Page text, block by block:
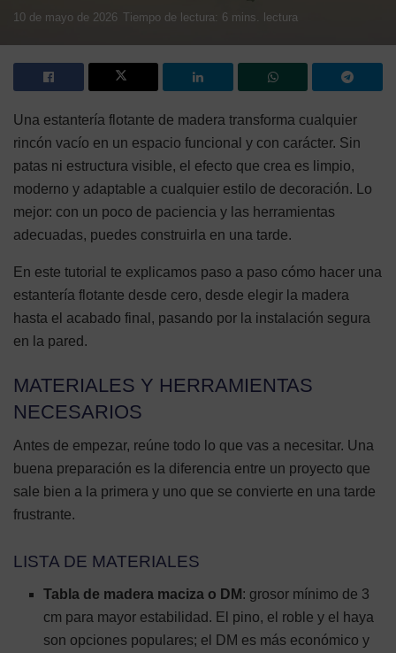
10 de mayo de 2026 Tiempo de lectura: 6 mins. lectura
Una estantería flotante de madera transforma cualquier
rincón vacío en un espacio funcional y con carácter. Sin
patas ni estructura visible, el efecto que crea es limpio,
moderno y adaptable a cualquier estilo de decoración. Lo
mejor: con un poco de paciencia y las herramientas
adecuadas, puedes construirla en una tarde.
En este tutorial te explicamos paso a paso cómo hacer una
estantería flotante desde cero, desde elegir la madera
hasta el acabado final, pasando por la instalación segura
en la pared.
MATERIALES Y HERRAMIENTAS
NECESARIOS
Antes de empezar, reúne todo lo que vas a necesitar. Una
buena preparación es la diferencia entre un proyecto que
sale bien a la primera y uno que se convierte en una tarde
frustrante.
LISTA DE MATERIALES
Tabla de madera maciza o DM : grosor mínimo de 3
cm para mayor estabilidad. El pino, el roble y el haya
son opciones populares; el DM es más económico y